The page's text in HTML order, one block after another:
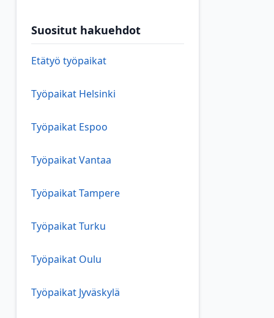
Suositut hakuehdot
Etätyö työpaikat
Työpaikat Helsinki
Työpaikat Espoo
Työpaikat Vantaa
Työpaikat Tampere
Työpaikat Turku
Työpaikat Oulu
Työpaikat Jyväskylä